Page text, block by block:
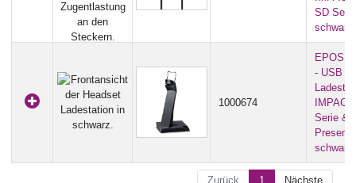
SD
schwarz
1000674
EPOS
- USB
Serie &
schwarz
Zurück 1 Nächste